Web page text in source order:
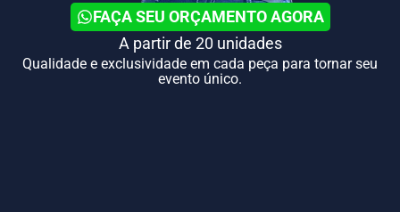
FAÇA SEU ORÇAMENTO AGORA
A partir de 20 unidades
Qualidade e exclusividade em cada peça para tornar seu
evento único.